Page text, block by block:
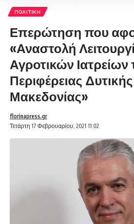
ΠΟΛΙΤΙΚΉ
Επερώτηση που
«Αναστολή
Αγροτικών Ιατρείων
Περιφέρειας Δυτικής
Μακεδονίας»
Τετάρτη 17 Φεβρουαρίου, 2021 11:02
florinapress.gr